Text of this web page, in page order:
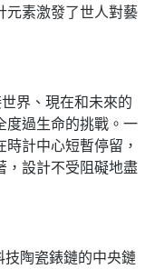
元素激發了世人對藝
界、現在和未來的
度過生命的挑戰。一
計中心短暫停留，
，設計不受阻礙地盡
陶瓷錶鏈的中央鏈